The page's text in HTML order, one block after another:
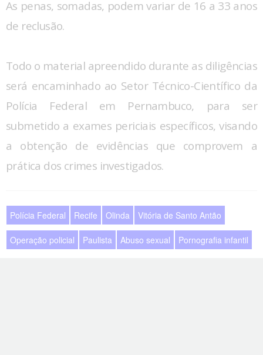
As penas, somadas, podem variar de 16 a 33 anos
de reclusão.
Todo o material apreendido durante as diligências
será encaminhado ao Setor Técnico-Científico da
Polícia Federal em Pernambuco, para ser
submetido a exames periciais específicos, visando
a obtenção de evidências que comprovem a
prática dos crimes investigados.
Polícia Federal Recife Olinda Vitória de Santo Antão
Operação policial Paulista Abuso sexual Pornografia infantil